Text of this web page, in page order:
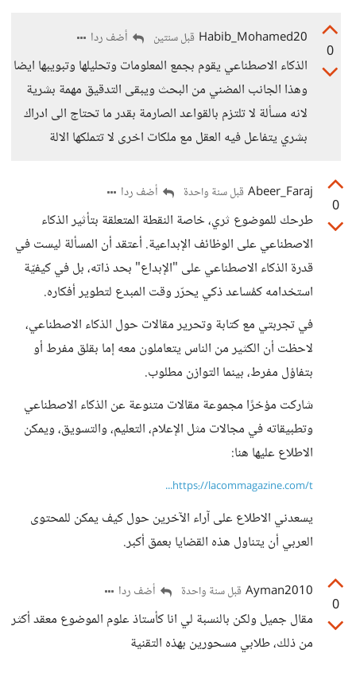
0
Habib_Mohamed20 قبل سنتين أضف ردا
الذكاء الاصطناعي يقوم بجمع المعلومات وتحليلها وتبويبها ايضا
وهذا الجانب المضني من البحث ويبقى التدقيق مهمة بشرية
لانه مسألة لا تلتزم بالقواعد الصارمة بقدر ما تحتاج الى ادراك
بشري يتفاعل فيه العقل مع ملكات اخرى لا تتملكها الالة
0
Abeer_Faraj قبل سنة واحدة أضف ردا
طرحك للموضوع ثري، خاصة النقطة المتعلقة بتأثير الذكاء
الاصطناعي على الوظائف الإبداعية. أعتقد أن المسألة ليست في
قدرة الذكاء الاصطناعي على "الإبداع" بحد ذاته، بل في كيفيّة
استخدامه كمُساعد ذكي يحرّر وقت المبدع لتطوير أفكاره.
في تجربتي مع كتابة وتحرير مقالات حول الذكاء الاصطناعي،
لاحظت أن الكثير من الناس يتعاملون معه إما بقلق مفرط أو
بتفاؤل مفرط، بينما التوازن مطلوب.
شاركت مؤخرًا مجموعة مقالات متنوعة عن الذكاء الاصطناعي
وتطبيقاته في مجالات مثل الإعلام، التعليم، والتسويق، ويمكن
الاطلاع عليها هنا:
https://lacommagazine.com/t...
يسعدني الاطلاع على آراء الآخرين حول كيف يمكن للمحتوى
العربي أن يتناول هذه القضايا بعمق أكبر.
0
Ayman2010 قبل سنة واحدة أضف ردا
مقال جميل ولكن بالنسبة لي انا كأستاذ علوم الموضوع معقد أكثر
من ذلك، طلابي مسحورين بهذه التقنية